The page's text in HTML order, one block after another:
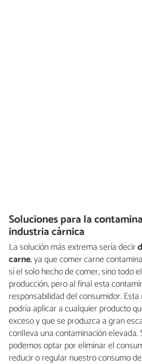
Soluciones para la
industria cárnica
La solución más extrema sería decir
carne, ya que comer carne
sí el solo hecho de comer, sino todo
producción, pero al final esta
responsabilidad del consumidor.
podría aplicar a cualquier producto
exceso y que se produzca a gran
conlleva una contaminación elevada.
podemos optar por eliminar el
reducir o regular nuestro consumo